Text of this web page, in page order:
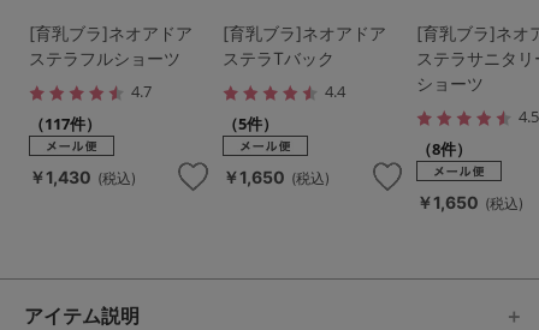
[育乳ブラ]ネオアドア
ステラフルショーツ
4.7
（117件）
￥1,430 (税込)
[育乳ブラ]ネオアドア
ステラTバック
4.4
（5件）
￥1,650 (税込)
[育乳ブラ]ネオ
ステラサニタ
ショーツ
4.5
（8件）
￥1,650 (税込)
アイテム説明